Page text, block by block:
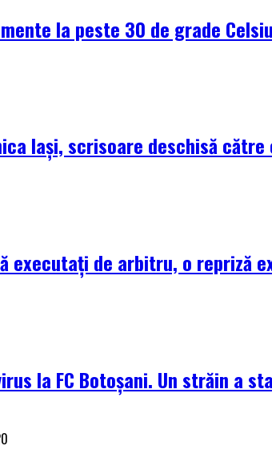
la peste 30 de grade
Iași, scrisoare deschisă
executați de arbitru, o repriză
la FC Botoșani. Un străin a